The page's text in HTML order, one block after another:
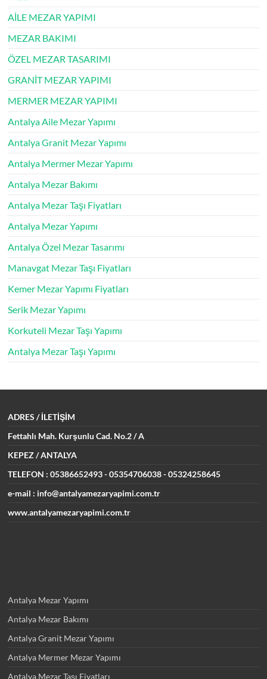
AİLE MEZAR YAPIMI
MEZAR BAKIMI
ÖZEL MEZAR TASARIMI
GRANİT MEZAR YAPIMI
MERMER MEZAR YAPIMI
Antalya Aile Mezar Yapımı
Antalya Granit Mezar Yapımı
Antalya Mermer Mezar Yapımı
Antalya Mezar Bakımı
Antalya Mezar Taşı Fiyatları
Antalya Mezar Yapımı
Antalya Özel Mezar Tasarımı
Manavgat Mezar Taşı Fiyatları
Kemer Mezar Yapımı Fiyatları
Serik Mezar Yapımı
Korkuteli Mezar Taşı Yapımı
Antalya Mezar Taşı Yapımı
ADRES / İLETİŞİM
Fettahlı Mah. Kurşunlu Cad. No.2 / A
KEPEZ / ANTALYA
TELEFON : 05386652493 - 05354706038 - 05324258645
e-mail : info@antalyamezaryapimi.com.tr
www.antalyamezaryapimi.com.tr
Antalya Mezar Yapımı
Antalya Mezar Bakımı
Antalya Granit Mezar Yapımı
Antalya Mermer Mezar Yapımı
Antalya Mezar Taşı Fiyatları